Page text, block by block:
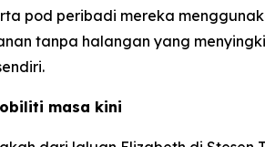
pod peribadi mereka
tanpa halangan yang
masa kini